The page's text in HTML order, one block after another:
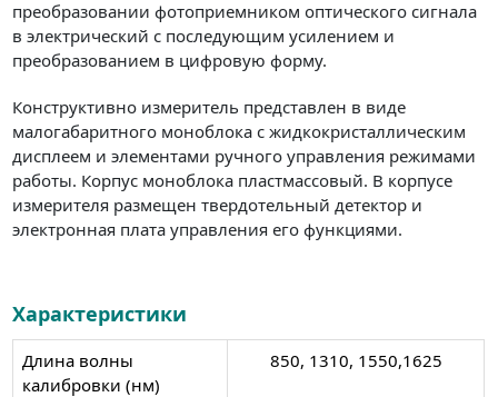
преобразовании фотоприемником оптического сигнала
в электрический с последующим усилением и
преобразованием в цифровую форму.
Конструктивно измеритель представлен в виде
малогабаритного моноблока с жидкокристаллическим
дисплеем и элементами ручного управления режимами
работы. Корпус моноблока пластмассовый. В корпусе
измерителя размещен твердотельный детектор и
электронная плата управления его функциями.
Характеристики
Длина волны
калибровки (нм)
850, 1310, 1550,1625